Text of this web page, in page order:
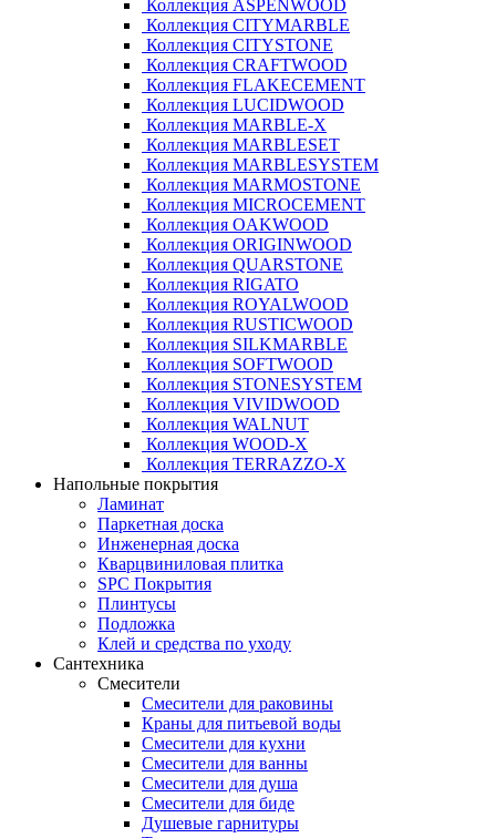
Коллекция ASPENWOOD
Коллекция CITYMARBLE
Коллекция CITYSTONE
Коллекция CRAFTWOOD
Коллекция FLAKECEMENT
Коллекция LUCIDWOOD
Коллекция MARBLE-X
Коллекция MARBLESET
Коллекция MARBLESYSTEM
Коллекция MARMOSTONE
Коллекция MICROCEMENT
Коллекция OAKWOOD
Коллекция ORIGINWOOD
Коллекция QUARSTONE
Коллекция RIGATO
Коллекция ROYALWOOD
Коллекция RUSTICWOOD
Коллекция SILKMARBLE
Коллекция SOFTWOOD
Коллекция STONESYSTEM
Коллекция VIVIDWOOD
Коллекция WALNUT
Коллекция WOOD-X
Коллекция ТЕRRАZZO-X
Напольные покрытия
Ламинат
Паркетная доска
Инженерная доска
Кварцвиниловая плитка
SPC Покрытия
Плинтусы
Подложка
Клей и средства по уходу
Сантехника
Смесители
Смесители для раковины
Краны для питьевой воды
Смесители для кухни
Смесители для ванны
Смесители для душа
Смесители для биде
Душевые гарнитуры